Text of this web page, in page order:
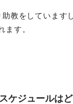
教をしています
ます。
ケジュールは